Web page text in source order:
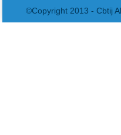
©Copyright 2013 - Cbtij